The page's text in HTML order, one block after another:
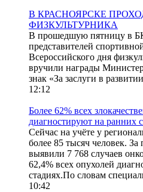
В КРАСНОЯРСКЕ
ФИЗКУЛЬТУРНИКА
В прошедшую пятницу в
представителей
Всероссийского дня
вручили награды
знак «За заслуги в
12:12
Более 62% всех
диагностируют на ранних
Сейчас на учёте у
более 85 тысяч человек.
выявили 7 768 случаев
62,4% всех опухолей
стадиях.По словам
10:42